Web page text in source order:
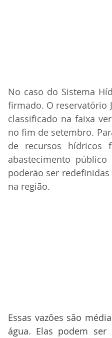
No caso do Sistema
firmado. O reservatório
classificado na faixa
no fim de setembro.
de recursos hídricos
abastecimento
poderão ser
na região.
Essas vazões são
água. Elas podem ser